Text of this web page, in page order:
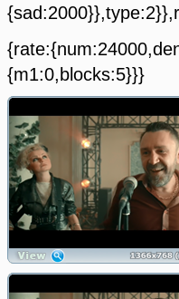
{m1:0,blocks:5}}}